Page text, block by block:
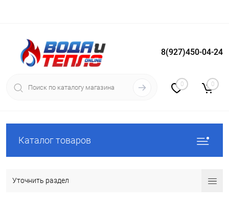
Вход Регистрация
8(927)450-04-24
0 0
Каталог товаров
Уточнить раздел